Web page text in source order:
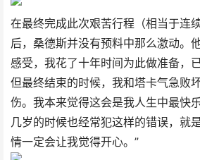
在最终完成此次艰苦行程（相当于连
后，桑德斯并没有预料中那么激动。
感受，我花了十年时间为此做准备，
但最终结束的时候，我和塔卡气急败
伤。我本来觉得这会是我人生中最快
几岁的时候也经常犯这样的错误，就
情一定会让我觉得开心。”